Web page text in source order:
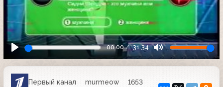
00:00 31:34
Первый канал murmeow
1653